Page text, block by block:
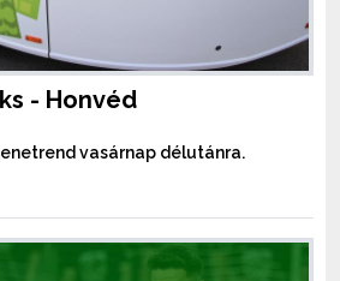
- Honvéd
vasárnap délutánra.